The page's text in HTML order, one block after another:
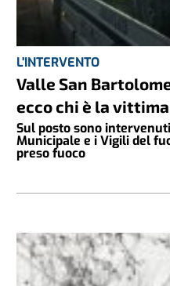
L'INTERVENTO
Valle San
ecco chi è la
Sul posto sono
Municipale e i Vigili del
preso fuoco